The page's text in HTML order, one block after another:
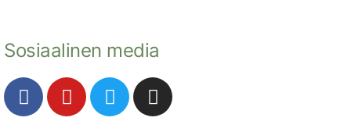
Sosiaalinen media